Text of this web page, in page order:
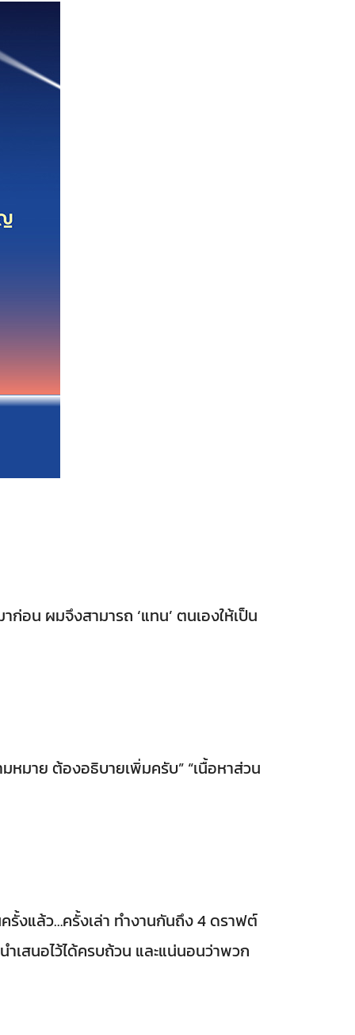
ก่อน ผมจึงสามารถ ‘แทน’ ตนเองให้เป็น
มหมาย ต้องอธิบายเพิ่มครับ” “เนื้อหาส่วน
งแล้ว…ครั้งเล่า ทำงานกันถึง 4 ดราฟต์
เสนอไว้ได้ครบถ้วน และแน่นอนว่าพวก